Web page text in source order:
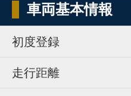
車両基本情報
初度登録
走行距離